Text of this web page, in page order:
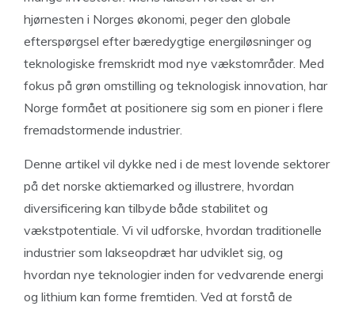
hjørnesten i Norges økonomi, peger den globale
efterspørgsel efter bæredygtige energiløsninger og
teknologiske fremskridt mod nye vækstområder. Med
fokus på grøn omstilling og teknologisk innovation, har
Norge formået at positionere sig som en pioner i flere
fremadstormende industrier.
Denne artikel vil dykke ned i de mest lovende sektorer
på det norske aktiemarked og illustrere, hvordan
diversificering kan tilbyde både stabilitet og
vækstpotentiale. Vi vil udforske, hvordan traditionelle
industrier som lakseopdræt har udviklet sig, og
hvordan nye teknologier inden for vedvarende energi
og lithium kan forme fremtiden. Ved at forstå de